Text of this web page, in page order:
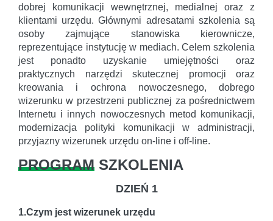
dobrej komunikacji wewnętrznej, medialnej oraz z
klientami urzędu. Głównymi adresatami szkolenia są
osoby zajmujące stanowiska kierownicze,
reprezentujące instytucję w mediach. Celem szkolenia
jest ponadto uzyskanie umiejętności oraz
praktycznych narzędzi skutecznej promocji oraz
kreowania i ochrona nowoczesnego, dobrego
wizerunku w przestrzeni publicznej za pośrednictwem
Internetu i innych nowoczesnych metod komunikacji,
modernizacja polityki komunikacji w administracji,
przyjazny wizerunek urzędu on-line i off-line.
PROGRAM SZKOLENIA
DZIEŃ 1
1.Czym jest wizerunek urzędu